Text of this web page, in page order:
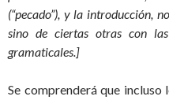
(“pecado”), y la introducción,
sino de ciertas otras con
gramaticales.]
Se comprenderá que